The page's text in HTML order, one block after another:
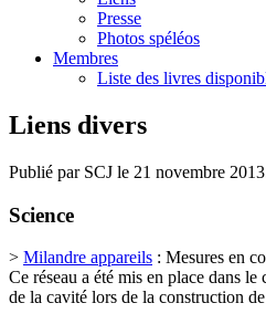
Presse
Photos spéléos
Membres
Liste des livres
Liens divers
Publié par SCJ le 21 novembre 2013
Science
> Milandre appareils : Mesures en
Ce réseau a été mis en place dans le
de la cavité lors de la construction